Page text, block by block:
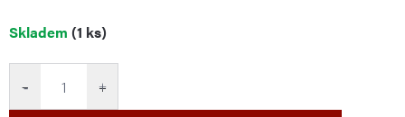
Měrná
Skladem (1 ks)
+
−